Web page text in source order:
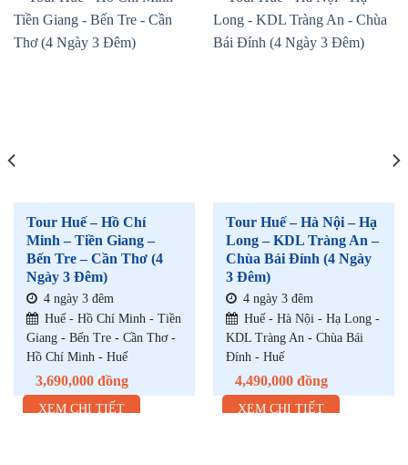
Tour Huế – Hồ Chí
Minh – Tiền Giang –
Bến Tre – Cần Thơ (4
Ngày 3 Đêm)
4 ngày 3 đêm
Huế - Hồ Chí Minh - Tiền
Giang - Bến Tre - Cần Thơ -
Hồ Chí Minh - Huế
3,690,000đồng
XEM CHI TIẾT
Tour Huế – Hà Nội – Hạ
Long – KDL Tràng An –
Chùa Bái Đính (4 Ngày
3 Đêm)
4 ngày 3 đêm
Huế - Hà Nội - Hạ Long -
KDL Tràng An - Chùa Bái
Đính - Huế
4,490,000đồng
XEM CHI TIẾT